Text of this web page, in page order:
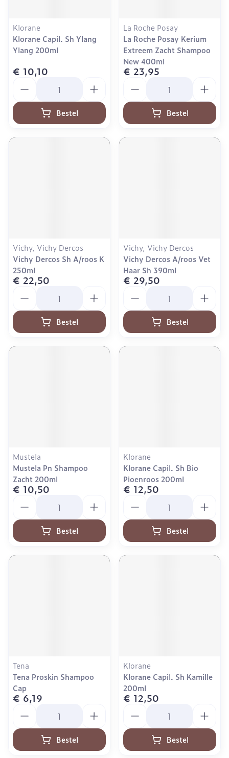
Klorane
Klorane Capil. Sh Ylang
Ylang 200ml
€ 10,10
Bestel
La Roche Posay
La Roche Posay Kerium
Extreem Zacht Shampoo
New 400ml
€ 23,95
Bestel
Vichy, Vichy Dercos
Vichy Dercos Sh A/roos K
250ml
€ 22,50
Bestel
Vichy, Vichy Dercos
Vichy Dercos A/roos Vet
Haar Sh 390ml
€ 29,50
Bestel
Mustela
Mustela Pn Shampoo
Zacht 200ml
€ 10,50
Bestel
Klorane
Klorane Capil. Sh Bio
Pioenroos 200ml
€ 12,50
Bestel
Tena
Tena Proskin Shampoo
Cap
€ 6,19
Bestel
Klorane
Klorane Capil. Sh Kamille
200ml
€ 12,50
Bestel